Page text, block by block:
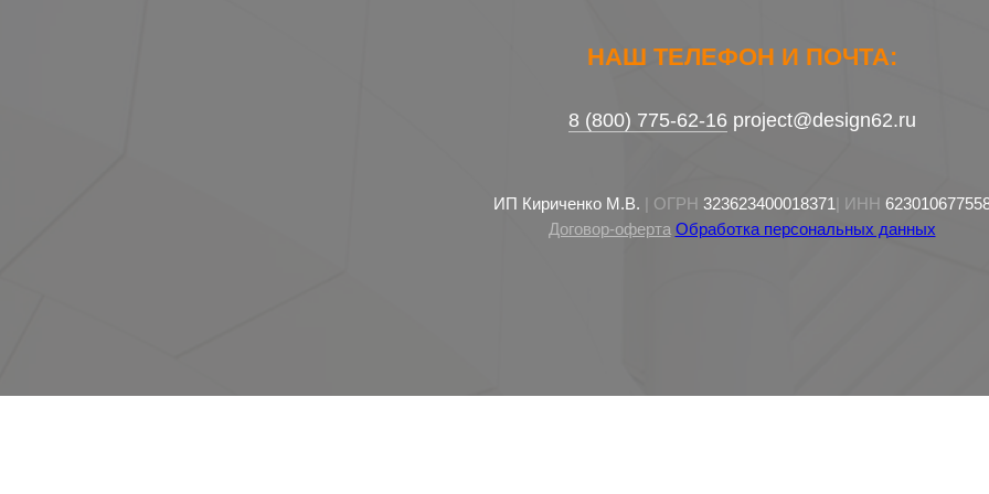
НАШ ТЕЛЕФОН И ПОЧТА:
8 (800) 775-62-16project@design62.ru
ИП Кириченко М.В. | ОГРН 323623400018371| ИНН
Договор-оферта Обработка персональных данных